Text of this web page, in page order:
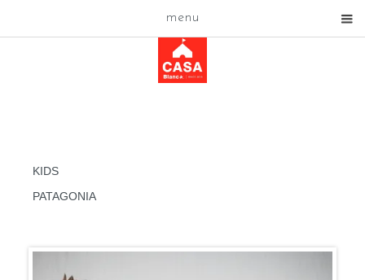
menu
KIDS
PATAGONIA